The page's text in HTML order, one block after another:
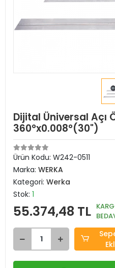
Dijital Üniversal Açı
360°x0.008°(30")
Ürün Kodu: W242-0511
Marka: WERKA
Kategori: Werka
Stok: 1
55.374,48 TL